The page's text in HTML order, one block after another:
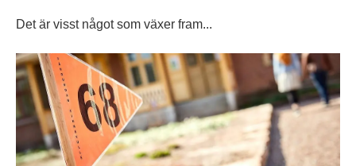
Det är visst något som växer fram...